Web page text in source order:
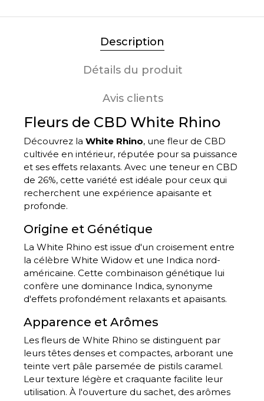
Description
Détails du produit
Avis clients
Fleurs de CBD White Rhino
Découvrez la White Rhino, une fleur de CBD
cultivée en intérieur, réputée pour sa puissance
et ses effets relaxants. Avec une teneur en CBD
de 26%, cette variété est idéale pour ceux qui
recherchent une expérience apaisante et
profonde.
Origine et Génétique
La White Rhino est issue d'un croisement entre
la célèbre White Widow et une Indica nord-
américaine. Cette combinaison génétique lui
confère une dominance Indica, synonyme
d'effets profondément relaxants et apaisants.
Apparence et Arômes
Les fleurs de White Rhino se distinguent par
leurs têtes denses et compactes, arborant une
teinte vert pâle parsemée de pistils caramel.
Leur texture légère et craquante facilite leur
utilisation. À l'ouverture du sachet, des arômes